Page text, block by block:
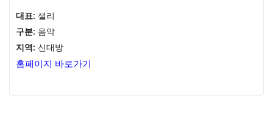
대표: 샐리
구분: 음악
지역: 신대방
홈페이지 바로가기